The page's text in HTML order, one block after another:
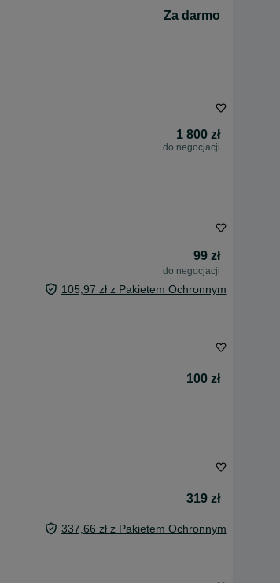
Za darmo
1 800 zł
do negocjacji
99 zł
do negocjacji
105,97 zł z Pakietem Ochronnym
100 zł
319 zł
337,66 zł z Pakietem Ochronnym